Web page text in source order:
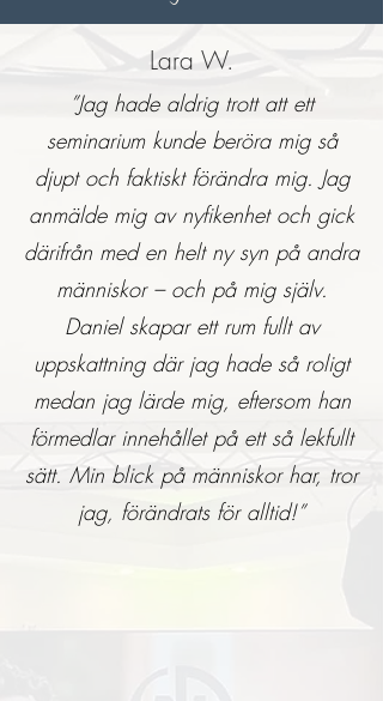
Lara W.
”Jag hade aldrig trott att ett
seminarium kunde beröra mig så
djupt och faktiskt förändra mig. Jag
anmälde mig av nyfikenhet och gick
därifrån med en helt ny syn på andra
människor – och på mig själv.
Daniel skapar ett rum fullt av
uppskattning där jag hade så roligt
medan jag lärde mig, eftersom han
förmedlar innehållet på ett så lekfullt
sätt. Min blick på människor har, tror
jag, förändrats för alltid!”